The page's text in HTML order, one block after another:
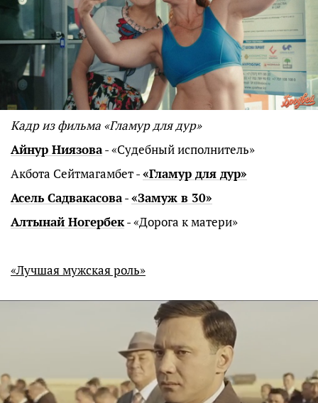
Кадр из фильма «Гламур для дур»
Айнур Ниязова- «Судебный исполнитель»
Акбота Сейтмагамбет -«Гламур для дур»
Асель Садвакасова-«Замуж в 30»
Алтынай Ногербек- «Дорога к матери»
«Лучшая мужская роль»